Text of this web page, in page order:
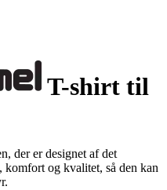
T-shirt til
der er designet af det
og kvalitet, så den kan